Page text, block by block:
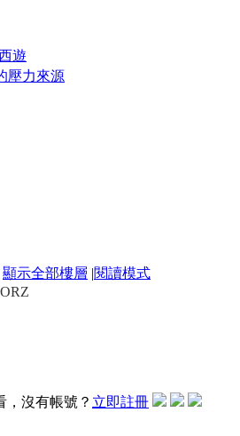
遊
壓力來源
顯示全部樓層 |閱讀模式
，沒有帳號？ 立即註冊